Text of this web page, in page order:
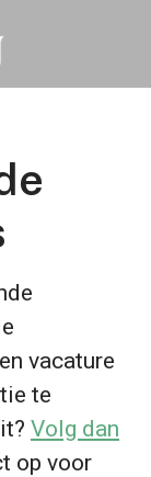
vacature
te
Volg dan
op voor